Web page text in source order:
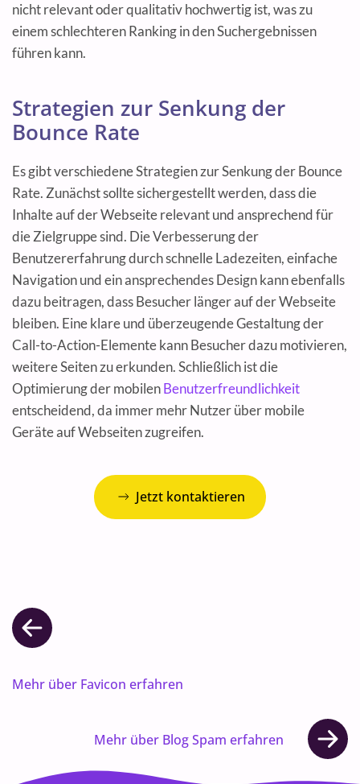
nicht relevant oder qualitativ hochwertig ist, was zu
einem schlechteren Ranking in den Suchergebnissen
führen kann.
Strategien zur Senkung der
Bounce Rate
Es gibt verschiedene Strategien zur Senkung der Bounce
Rate. Zunächst sollte sichergestellt werden, dass die
Inhalte auf der Webseite relevant und ansprechend für
die Zielgruppe sind. Die Verbesserung der
Benutzererfahrung durch schnelle Ladezeiten, einfache
Navigation und ein ansprechendes Design kann ebenfalls
dazu beitragen, dass Besucher länger auf der Webseite
bleiben. Eine klare und überzeugende Gestaltung der
Call-to-Action-Elemente kann Besucher dazu motivieren,
weitere Seiten zu erkunden. Schließlich ist die
Optimierung der mobilenBenutzerfreundlichkeit
entscheidend, da immer mehr Nutzer über mobile
Geräte auf Webseiten zugreifen.
Jetzt kontaktieren
Mehr über Favicon erfahren
Mehr über Blog Spam erfahren